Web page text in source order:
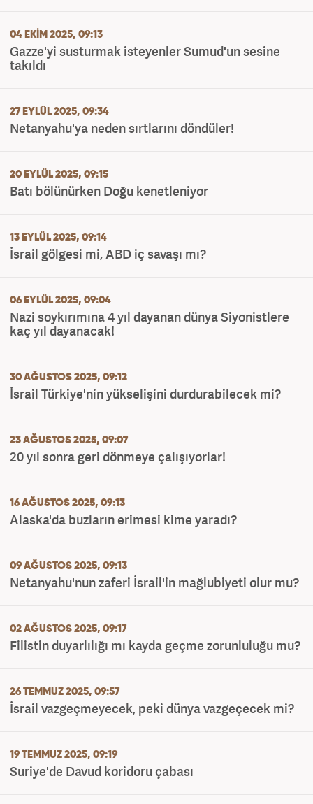
04 EKIM 2025, 09:13
Gazze'yi susturmak isteyenler Sumud'un sesine
takıldı
27 EYLÜL 2025, 09:34
Netanyahu'ya neden sırtlarını döndüler!
20 EYLÜL 2025, 09:15
Batı bölünürken Doğu kenetleniyor
13 EYLÜL 2025, 09:14
İsrail gölgesi mi, ABD iç savaşı mı?
06 EYLÜL 2025, 09:04
Nazi soykırımına 4 yıl dayanan dünya Siyonistlere
kaç yıl dayanacak!
30 AĞUSTOS 2025, 09:12
İsrail Türkiye'nin yükselişini durdurabilecek mi?
23 AĞUSTOS 2025, 09:07
20 yıl sonra geri dönmeye çalışıyorlar!
16 AĞUSTOS 2025, 09:13
Alaska'da buzların erimesi kime yaradı?
09 AĞUSTOS 2025, 09:13
Netanyahu'nun zaferi İsrail'in mağlubiyeti olur mu?
02 AĞUSTOS 2025, 09:17
Filistin duyarlılığı mı kayda geçme zorunluluğu mu?
26 TEMMUZ 2025, 09:57
İsrail vazgeçmeyecek, peki dünya vazgeçecek mi?
19 TEMMUZ 2025, 09:19
Suriye'de Davud koridoru çabası